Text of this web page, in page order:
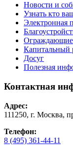
Новости и
Узнать кто
Электронная
Ограждающие
Капитальный
Досуг
Полезная
Контактная
Адрес:
111250, г. Москва,
Телефон:
8 (495) 361-44-11